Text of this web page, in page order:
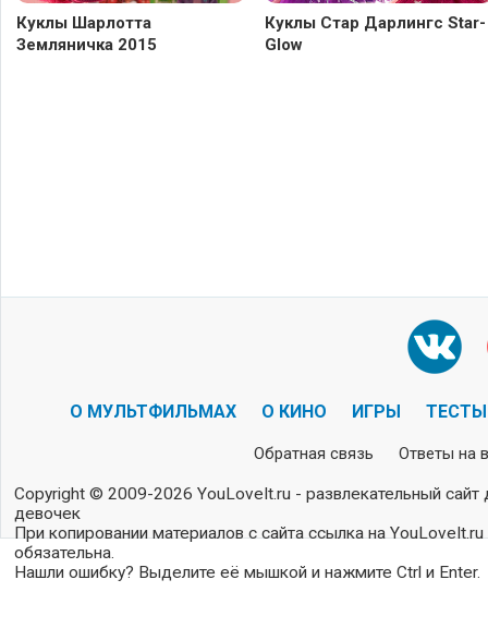
Куклы Шарлотта
Земляничка 2015
Куклы Стар Дарлингс Star-
Glow
О МУЛЬТФИЛЬМАХ О КИНО ИГРЫ ТЕСТЫ
Обратная связь Ответы на
Copyright © 2009-2026 YouLoveIt.ru - развлекательный сайт
девочек
При копировании материалов с сайта ссылка на YouLoveIt.ru
обязательна.
Нашли ошибку? Выделите её мышкой и нажмите Ctrl и Enter.